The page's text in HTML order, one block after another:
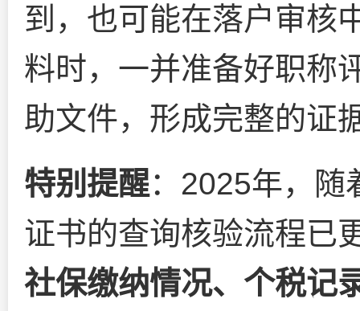
到，也可能在落户审核
料时，一并准备好职称
助文件，形成完整的证
特别提醒：2025年，随
证书的查询核验流程已
社保缴纳情况、个税记